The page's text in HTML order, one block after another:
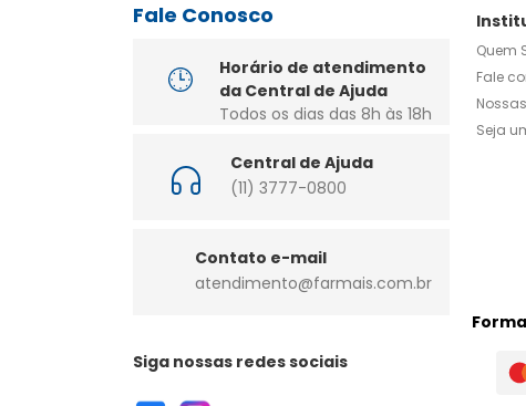
Fale Conosco
Horário de atendimento
da Central de Ajuda
Todos os dias das 8h às 18h
Central de Ajuda
(11) 3777-0800
Contato e-mail
atendimento@farmais.com.br
Siga nossas redes sociais
Quem
Fale
Seja